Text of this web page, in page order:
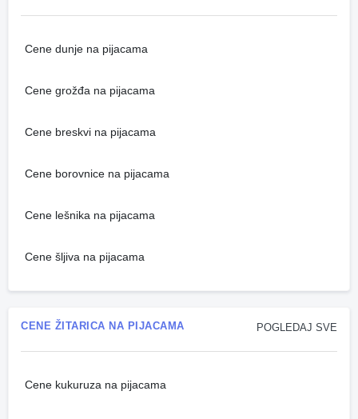
Cene dunje na pijacama
Cene grožđa na pijacama
Cene breskvi na pijacama
Cene borovnice na pijacama
Cene lešnika na pijacama
Cene šljiva na pijacama
POGLEDAJ SVE
CENE ŽITARICA NA PIJACAMA
Cene kukuruza na pijacama